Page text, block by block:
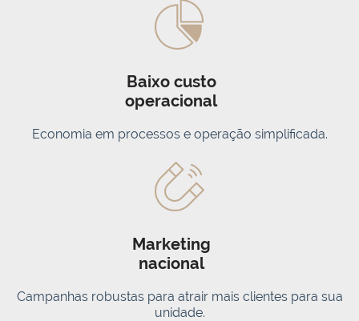
Baixo custo
operacional
Economia em processos e operação simplificada.
Marketing
nacional
Campanhas robustas para atrair mais clientes para sua
unidade.